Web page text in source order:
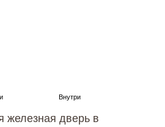
железная дверь в